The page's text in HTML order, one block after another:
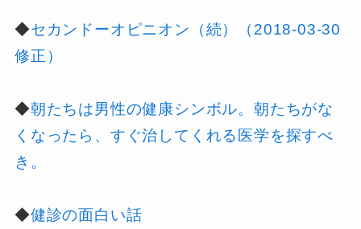
◆セカンドーオピニオン（続）（2018-03-30
修正）
◆朝たちは男性の健康シンボル。朝たちがな
くなったら、すぐ治してくれる医学を探すべ
き。
◆健診の面白い話